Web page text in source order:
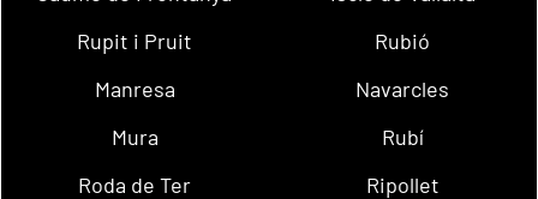
Rupit i Pruit
Rubió
Manresa
Navarcles
Mura
Rubí
Roda de Ter
Ripollet